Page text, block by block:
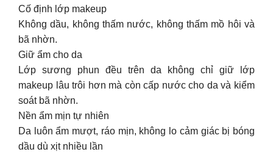
Cố định lớp makeup
Không dầu, không thấm nước, không thấm mồ hôi và
bã nhờn.
Giữ ẩm cho da
Lớp sương phun đều trên da không chỉ giữ lớp
makeup lâu trôi hơn mà còn cấp nước cho da và kiểm
soát bã nhờn.
Nền ẩm mịn tự nhiên
Da luôn ẩm mượt, ráo mịn, không lo cảm giác bị bóng
dầu dù xịt nhiều lần